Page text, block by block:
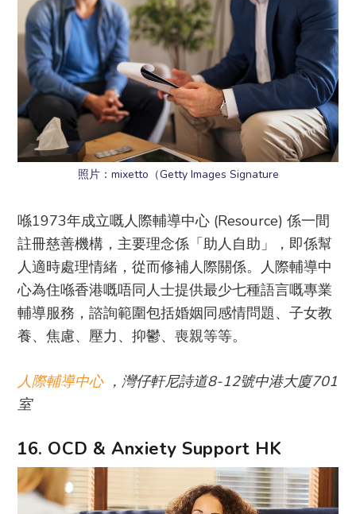
照片：mixetto（Getty Images Signature
喺1973年成立嘅人際輔導中心 (Resource) 係一間
註冊慈善機構，主要理念係「助人自助」，即係幫
人適時處理情緒，從而修補人際關係。人際輔導中
心為住喺香港嘅唔同人士提供最少七種語言嘅專業
輔導服務，諮詢範圍包括婚姻同感情問題、子女教
養、焦慮、壓力、抑鬱、喪親等等。
人際輔導中心，灣仔軒尼詩道8-12號中港⼤廈701
室
16. OCD & Anxiety Support HK